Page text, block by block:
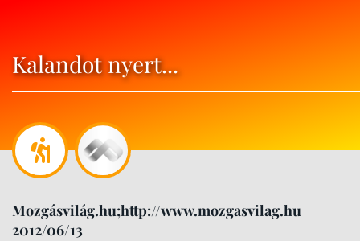
Kalandot nyert...
Mozgásvilág.hu;http://www.mozgasvilag.hu
2012/06/13